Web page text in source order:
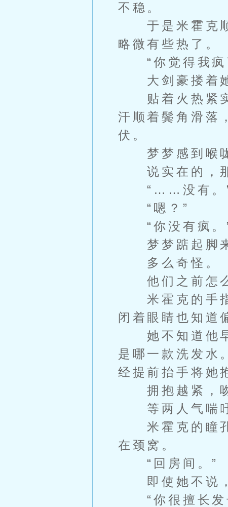
不稳。
于是米霍克顺
略微有些热了。
“你觉得我疯
大剑豪搂着她
贴着火热紧实
汗顺着鬓角滑落
伏。
梦梦感到喉咙
说实在的，那
“……没有。”
“嗯？”
“你没有疯。”
梦梦踮起脚来
多么奇怪。
他们之前怎么
米霍克的手指
闭着眼睛也知道
她不知道他早
是哪一款洗发水
经提前抬手将她
拥抱越紧，吻
等两人气喘吁
米霍克的瞳孔
在颈窝。
“回房间。”
即使她不说，
“你很擅长发